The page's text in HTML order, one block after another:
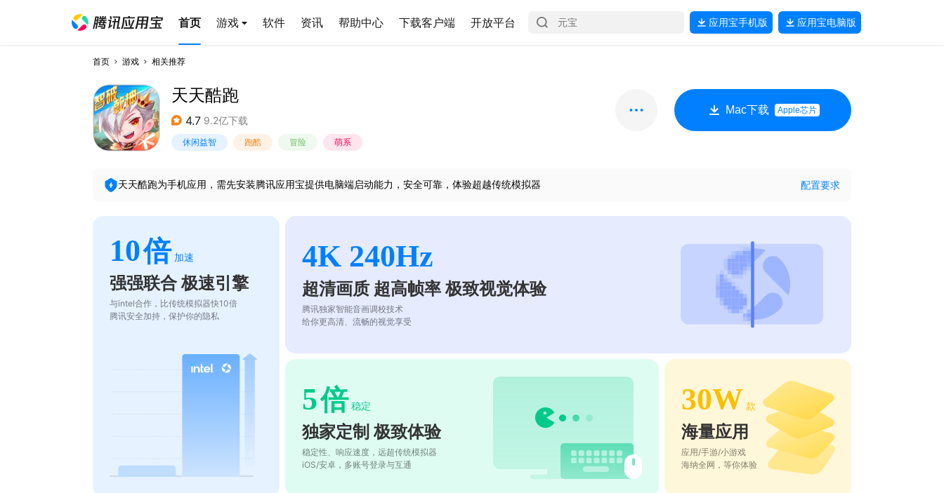
首页 游戏 软件 资讯 帮助中心 下载客户端 开放平台 应用宝手机版 应用宝电脑版
首页 游戏 相关推荐
天天酷跑
4.7 9.2亿下载
休闲益智 跑酷 冒险 萌系
Mac下载 Apple芯片
天天酷跑为手机应用，需先安装腾讯应用宝提供电脑端启动能力，安全可靠，体验超越传统模拟器 配置要求
10倍 加速
强强联合 极速引擎
与intel合作，比传统模拟器快10倍
腾讯安全加持，保护你的隐私
4K 240Hz
超清画质 超高帧率 极致视觉体验
腾讯独家智能音画调校技术
给你更高清、流畅的视觉享受
5倍 稳定
独家定制 极致体验
稳定性、响应速度，远超传统模拟器
iOS/安卓，多账号登录与互通
30W 款
海量应用
应用/手游/小游戏
海纳全网，等你体验